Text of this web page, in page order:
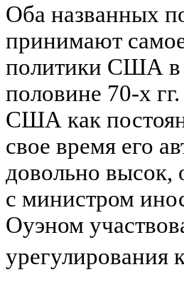
Оба названных
принимают
политики США в
половине 70-х
США как
свое время его
довольно высок,
с министром
Оуэном
урегулирования